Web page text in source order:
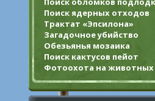
Поиск ядерных отходов
Трактат «Эпсилона»
Загадочное убийство
Обезьянья мозаика
Поиск кактусов пейот
Фотоохота на животных